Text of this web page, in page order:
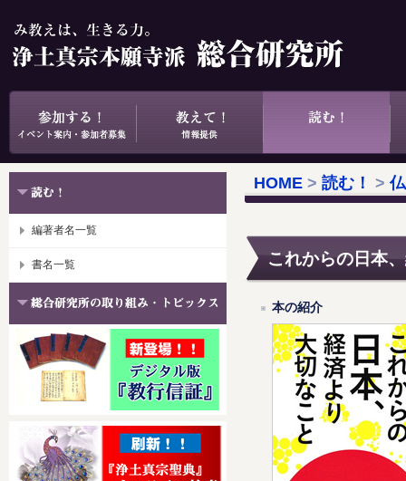
編著者名一覧
書名一覧
HOME > 読む！ >
これからの日本
本の紹介